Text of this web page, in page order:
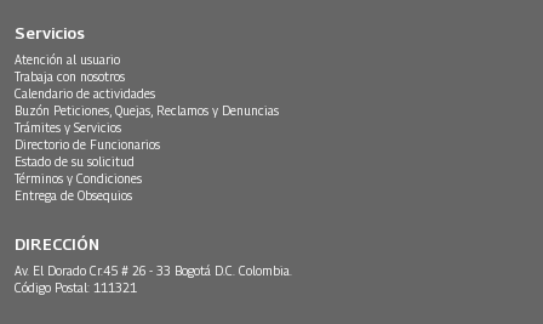
Servicios
Atención al usuario
Trabaja con nosotros
Calendario de actividades
Buzón Peticiones, Quejas, Reclamos y Denuncias
Trámites y Servicios
Directorio de Funcionarios
Estado de su solicitud
Términos y Condiciones
Entrega de Obsequios
DIRECCIÓN
Av. El Dorado Cr.45 # 26 - 33 Bogotá D.C. Colombia.
Código Postal: 111321